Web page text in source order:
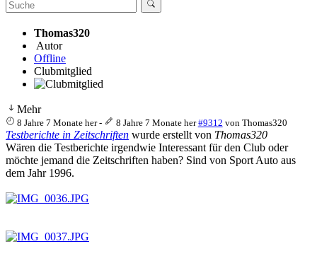
Thomas320
Autor
Offline
Clubmitglied
Mehr
8 Jahre 7 Monate her- 8 Jahre 7 Monate her #9312 von Thomas320
Testberichte in Zeitschriften wurde erstellt von Thomas320
Wären die Testberichte irgendwie Interessant für den Club oder
möchte jemand die Zeitschriften haben? Sind von Sport Auto aus
dem Jahr 1996.